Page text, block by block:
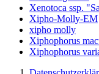
Xenotoca ssp.
Xipho-Molly-EM
xipho molly
Xiphophorus
Xiphophorus